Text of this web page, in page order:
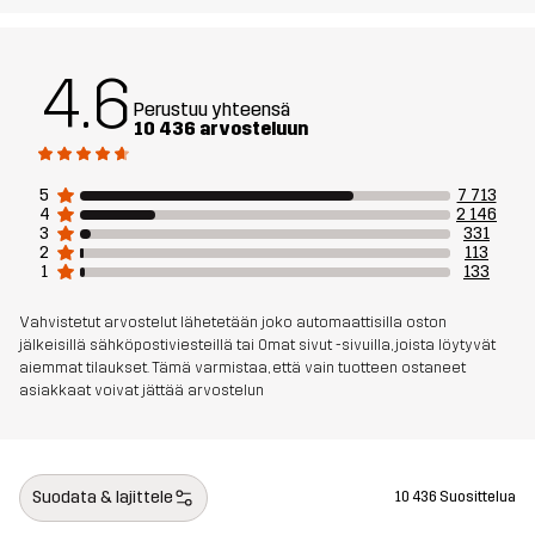
576 grammaa koossa M
Aktiviteetteihin ALLROUND VAELLUS
Tuotenumero 10066_2001
4.6 Perustuu yhteensä
10 436 arvosteluun
5
7 713
4
2 146
3
331
2
113
1
133
Vahvistetut arvostelut lähetetään joko automaattisilla oston
jälkeisillä sähköpostiviesteillä tai Omat sivut -sivuilla, joista löytyvät
aiemmat tilaukset. Tämä varmistaa, että vain tuotteen ostaneet
asiakkaat voivat jättää arvostelun
Suodata & lajittele 10 436 Suosittelua